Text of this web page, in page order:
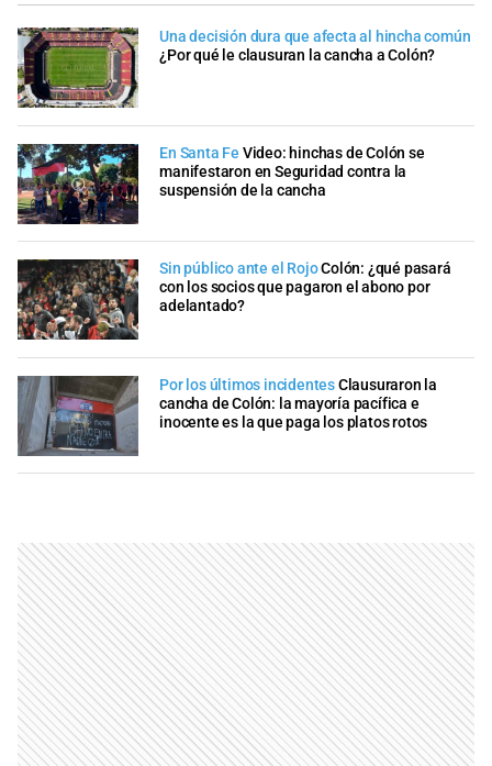
Una decisión dura que afecta al hincha común
¿Por qué le clausuran la cancha a Colón?
En Santa Fe Video: hinchas de Colón se
manifestaron en Seguridad contra la
suspensión de la cancha
Sin público ante el RojoColón: ¿qué pasará
con los socios que pagaron el abono por
adelantado?
Por los últimos incidentesClausuraron la
cancha de Colón: la mayoría pacífica e
inocente es la que paga los platos rotos